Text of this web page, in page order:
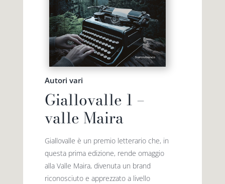
Autori vari
Giallovalle 1 –
valle Maira
Giallovalle è un premio letterario che, in
questa prima edizione, rende omaggio
alla Valle Maira, divenuta un brand
riconosciuto e apprezzato a livello